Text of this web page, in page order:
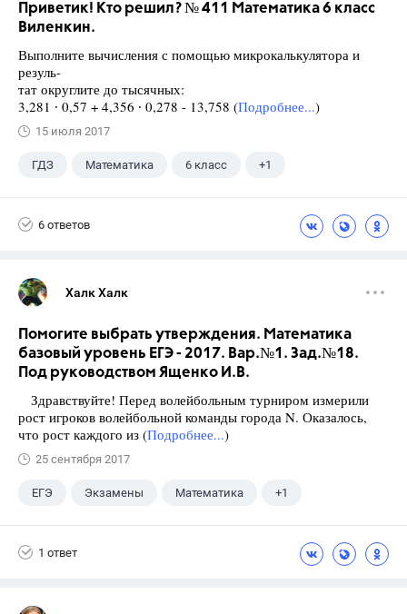
Приветик! Кто решил? № 411 Математика 6 класс
Виленкин.
Выполните вычисления с помощью микрокалькулятора и
резуль-
тат округлите до тысячных:
3,281 ∙ 0,57 + 4,356 ∙ 0,278 - 13,758 (Подробнее...)
15 июля 2017
ГДЗ Математика 6 класс +1
6 ответов
Халк Халк
Помогите выбрать утверждения. Математика
базовый уровень ЕГЭ - 2017. Вар.№1. Зад.№18.
Под руководством Ященко И.В.
Здравствуйте! Перед волейбольным турниром измерили
рост игроков волейбольной команды города N. Оказалось,
что рост каждого из (Подробнее...)
25 сентября 2017
ЕГЭ Экзамены Математика +1
1 ответ